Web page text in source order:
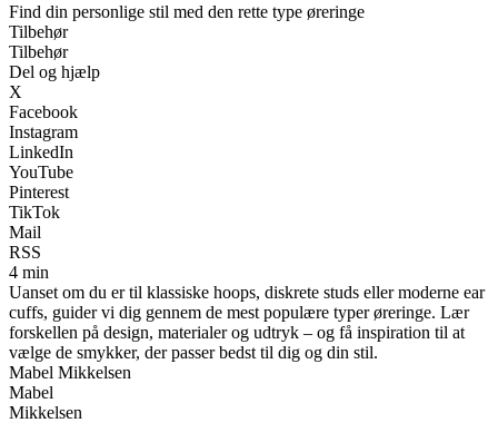
Find din personlige stil med den rette type øreringe
Tilbehør
Tilbehør
Del og hjælp
X
Facebook
Instagram
LinkedIn
YouTube
Pinterest
TikTok
Mail
RSS
4 min
Uanset om du er til klassiske hoops, diskrete studs eller moderne ear
cuffs, guider vi dig gennem de mest populære typer øreringe. Lær
forskellen på design, materialer og udtryk – og få inspiration til at
vælge de smykker, der passer bedst til dig og din stil.
Mabel Mikkelsen
Mabel
Mikkelsen